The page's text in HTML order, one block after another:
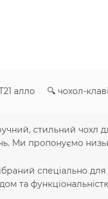
алло 🔍 чохол-
стильний чохл
Ми пропонуємо
спеціально
та